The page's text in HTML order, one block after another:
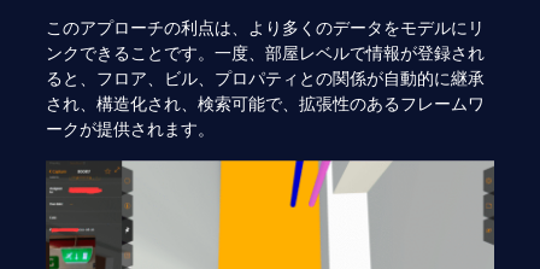
このアプローチの利点は、より多くのデータをモデルにリ
ンクできることです。一度、部屋レベルで情報が登録され
ると、フロア、ビル、プロパティとの関係が自動的に継承
され、構造化され、検索可能で、拡張性のあるフレームワ
ークが提供されます。